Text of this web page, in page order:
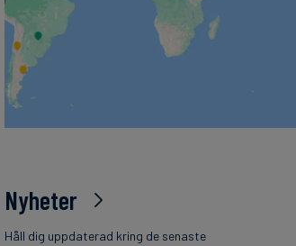
Nyheter
Håll dig uppdaterad kring de senaste